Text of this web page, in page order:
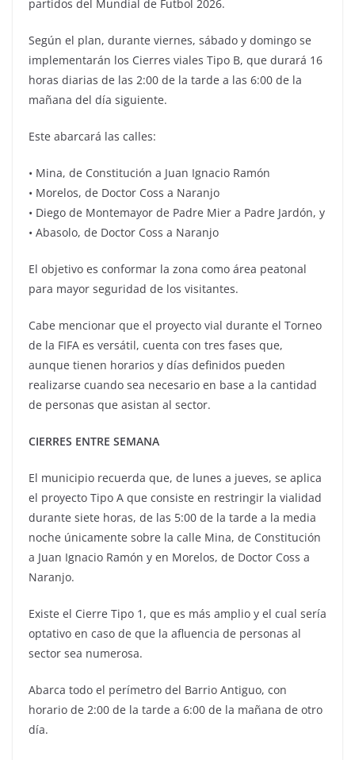
partidos del Mundial de Futbol 2026.
Según el plan, durante viernes, sábado y domingo se
implementarán los Cierres viales Tipo B, que durará 16
horas diarias de las 2:00 de la tarde a las 6:00 de la
mañana del día siguiente.
Este abarcará las calles:
• Mina, de Constitución a Juan Ignacio Ramón
• Morelos, de Doctor Coss a Naranjo
• Diego de Montemayor de Padre Mier a Padre Jardón, y
• Abasolo, de Doctor Coss a Naranjo
El objetivo es conformar la zona como área peatonal
para mayor seguridad de los visitantes.
Cabe mencionar que el proyecto vial durante el Torneo
de la FIFA es versátil, cuenta con tres fases que,
aunque tienen horarios y días definidos pueden
realizarse cuando sea necesario en base a la cantidad
de personas que asistan al sector.
CIERRES ENTRE SEMANA
El municipio recuerda que, de lunes a jueves, se aplica
el proyecto Tipo A que consiste en restringir la vialidad
durante siete horas, de las 5:00 de la tarde a la media
noche únicamente sobre la calle Mina, de Constitución
a Juan Ignacio Ramón y en Morelos, de Doctor Coss a
Naranjo.
Existe el Cierre Tipo 1, que es más amplio y el cual sería
optativo en caso de que la afluencia de personas al
sector sea numerosa.
Abarca todo el perímetro del Barrio Antiguo, con
horario de 2:00 de la tarde a 6:00 de la mañana de otro
día.